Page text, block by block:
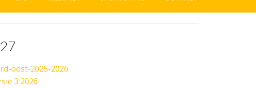
oost-2025-2026
3 2026